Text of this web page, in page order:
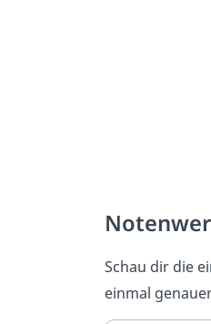
Schau dir die
einmal